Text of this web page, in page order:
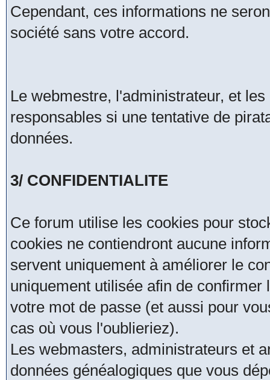
Cependant, ces informations ne
société sans votre accord.
Le webmestre, l'administrateur, et
responsables si une tentative de
données.
3/ CONFIDENTIALITE
Ce forum utilise les cookies pour
cookies ne contiendront aucune
servent uniquement à améliorer le
uniquement utilisée afin de
votre mot de passe (et aussi pour
cas où vous l'oublieriez).
Les webmasters, administrateurs et
données généalogiques que vous